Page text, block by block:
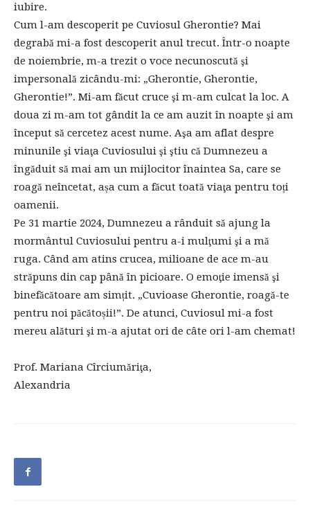
iubire.
Cum l-am descoperit pe Cuviosul Gherontie? Mai
degrabă mi-a fost descoperit anul trecut. Într-o noapte
de noiembrie, m-a trezit o voce necunoscută şi
impersonală zicându-mi: „Gherontie, Gherontie,
Gherontie!”. Mi-am făcut cruce şi m-am culcat la loc. A
doua zi m-am tot gândit la ce am auzit în noapte şi am
început să cercetez acest nume. Aşa am aflat despre
minunile şi viaţa Cuviosului şi ştiu că Dumnezeu a
îngăduit să mai am un mijlocitor înaintea Sa, care se
roagă neîncetat, așa cum a făcut toată viaţa pentru toți
oamenii.
Pe 31 martie 2024, Dumnezeu a rânduit să ajung la
mormântul Cuviosului pentru a-i mulţumi şi a mă
ruga. Când am atins crucea, milioane de ace m-au
străpuns din cap până în picioare. O emoţie imensă şi
binefăcătoare am simțit. „Cuvioase Gherontie, roagă-te
pentru noi păcătoșii!”. De atunci, Cuviosul mi-a fost
mereu alături şi m-a ajutat ori de câte ori l-am chemat!
Prof. Mariana Cîrciumăriţa,
Alexandria